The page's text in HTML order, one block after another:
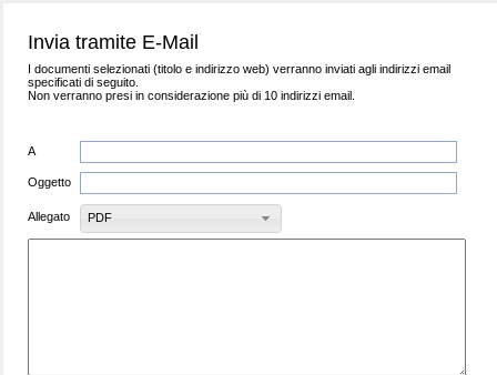
Invia tramite E-Mail
I documenti selezionati (titolo e indirizzo web) verranno inviati agli indirizzi email
specificati di seguito.
Non verranno presi in considerazione più di 10 indirizzi email.
A
Oggetto
Allegato PDF